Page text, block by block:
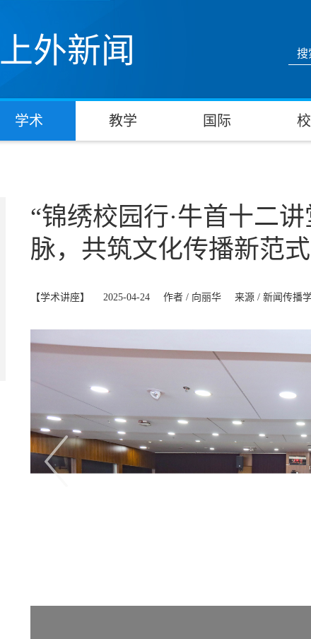
上外新闻
学术 教学 国际
“锦绣校园行·牛首十二
脉，共筑文化传播新范式
【学术讲座】 2025-04-24 作者 / 向丽华 来源 / 新闻传播